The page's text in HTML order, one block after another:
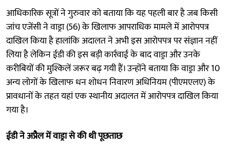
आधिकारिक सूत्रों ने गुरुवार को बताया कि यह पहली बार है जब किसी
जांच एजेंसी ने वाड्रा (56) के खिलाफ आपराधिक मामले में आरोपपत्र
दाखिल किया है हालांकि अदालत ने अभी इस आरोपपत्र पर संज्ञान नहीं
लिया है लेकिन ईडी की इस बड़ी कार्रवाई के बाद वाड्रा और उनके
करीबियों की मुश्किलें जरूर बढ़ गयी हैं। उन्होंने बताया कि वाड्रा और 10
अन्य लोगों के खिलाफ धन शोधन निवारण अधिनियम (पीएमएलए) के
प्रावधानों के तहत यहां एक स्थानीय अदालत में आरोपपत्र दाखिल किया
गया है।
ईडी ने अप्रैल में वाड्रा से की थी पूछताछ